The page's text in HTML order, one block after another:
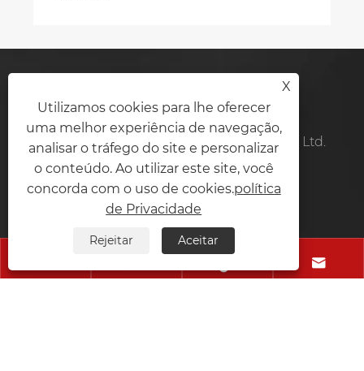
Tecnologia Co. de Shenzhen Yiruiyoupin, Ltd.
Tel:+86-15360897758
Móvel:+86-15360897758
E-mail:Leoho@cdplayer.com.cn
Endereço:Planta nº 4, zona industrial da vila de

X
Utilizamos cookies para lhe oferecer
uma melhor experiência de navegação,
analisar o tráfego do site e personalizar
o conteúdo. Ao utilizar este site, você
concorda com o uso de cookies.política
de Privacidade
Rejeitar Aceitar